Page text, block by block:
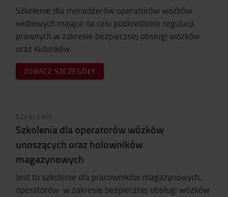
Szkolenie dla menadżerów operatorów wózków
widłowych mające na celu podkreślenie regulacji
prawnych w zakresie bezpiecznej obsługi wózków
oraz ładunków.
ZOBACZ SZCZEGÓŁY
SZKOLENIE
Szkolenia dla operatorów wózków
unoszących oraz holowników
magazynowych
Jest to szkolenie dla pracowników magazynowych,
operatorów w zakresie bezpiecznej obsługi wózków